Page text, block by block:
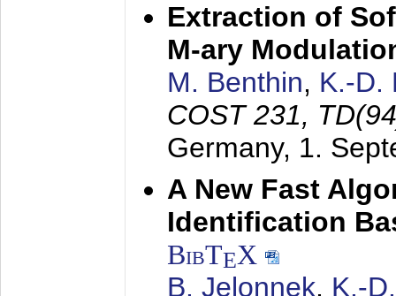
Extraction of
M-ary
M. Benthin, K.-D.
COST 231,
Germany, 1.
A New Fast
Identification
BibTEX
B. Jelonnek, K.-